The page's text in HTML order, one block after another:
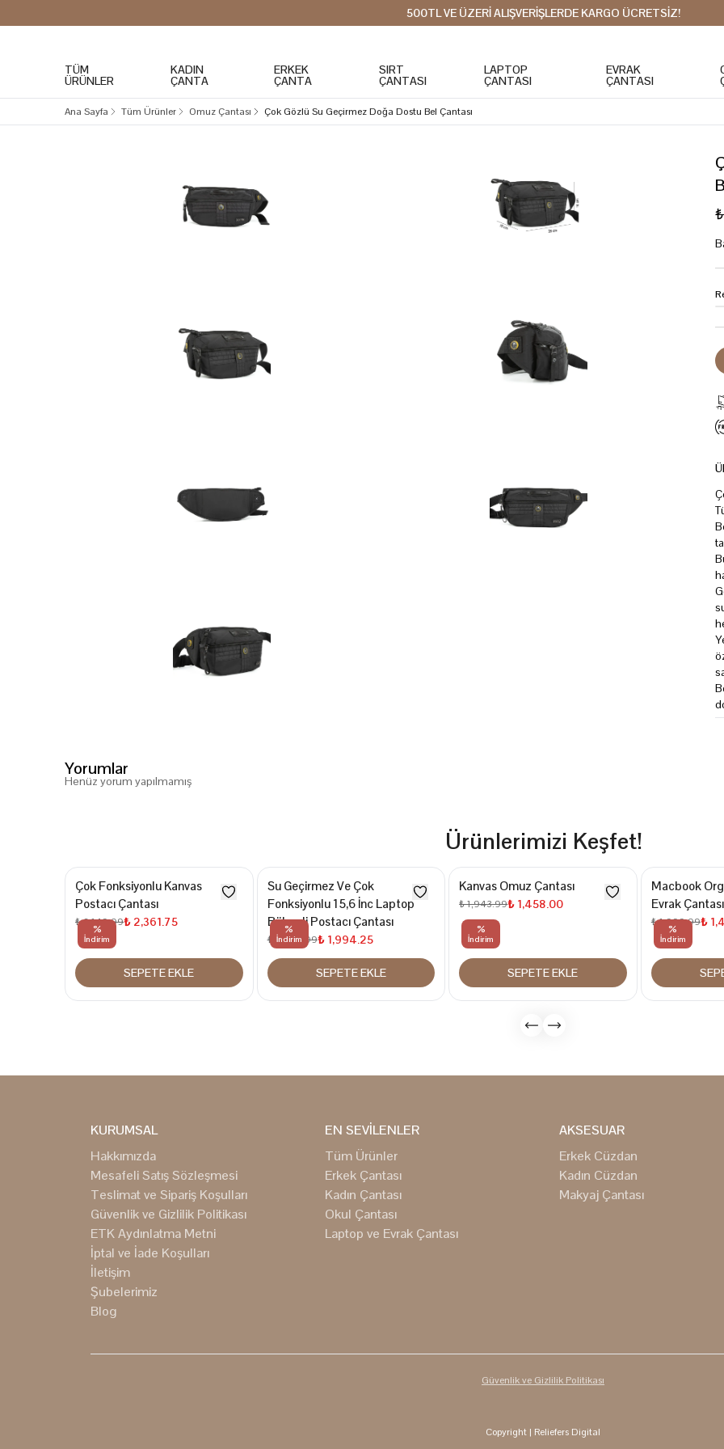
500TL VE ÜZERİ ALIŞVERİŞLERDE KARGO ÜCRETSİZ!
TÜM
ÜRÜNLER
KADIN
ÇANTA
ERKEK
ÇANTA
SIRT
ÇANTASI
LAPTOP
ÇANTASI
EVRAK
ÇANTASI
Ana Sayfa Tüm Ürünler Omuz Çantası Çok Gözlü Su Geçirmez Doğa Dostu Bel Çantası
Yorumlar
Henüz yorum yapılmamış
Ürünlerimizi Keşfet!
%
İndirim
Çok Fonksiyonlu Kanvas
Postacı Çantası
₺ 3,149.99₺ 2,361.75
SEPETE EKLE
%
İndirim
Su Geçirmez Ve Çok
Fonksiyonlu 15,6 İnc Laptop
Bölmeli Postacı Çantası
₺ 2,659.99₺ 1,994.25
SEPETE EKLE
%
İndirim
Kanvas Omuz Çantası
₺ 1,943.99₺ 1,458.00
SEPETE EKLE
%
İndirim
Macbook
Evrak
₺ 1,999.99₺
KURUMSAL
Hakkımızda
Mesafeli Satış Sözleşmesi
Teslimat ve Sipariş Koşulları
Güvenlik ve Gizlilik Politikası
ETK Aydınlatma Metni
İptal ve İade Koşulları
İletişim
Şubelerimiz
Blog
EN SEVİLENLER
Tüm Ürünler
Erkek Çantası
Kadın Çantası
Okul Çantası
Laptop ve Evrak Çantası
AKSESUAR
Erkek Cüzdan
Kadın Cüzdan
Makyaj Çantası
Güvenlik ve Gizlilik Politikası
Copyright | Reliefers Digital